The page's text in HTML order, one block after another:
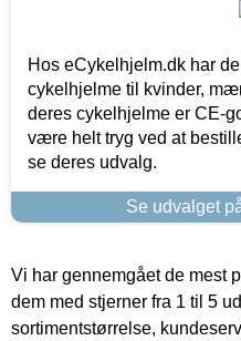
Hos eCykelhjelm.dk har
cykelhjelme til kvinder,
deres cykelhjelme er CE-
være helt tryg ved at
se deres udvalg.
Se udvalget
Vi har gennemgået de mest
dem med stjerner fra 1 til 5
sortimentstørrelse,